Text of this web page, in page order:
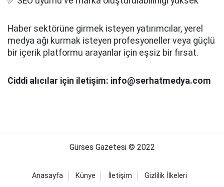
Haber sektörüne girmek isteyen yatırımcılar, yerel
medya ağı kurmak isteyen profesyoneller veya güçlü
bir içerik platformu arayanlar için eşsiz bir fırsat.
Ciddi alıcılar için iletişim: info@serhatmedya.com
Gürses Gazetesi © 2022
Anasayfa Künye İletişim Gizlilik İlkeleri